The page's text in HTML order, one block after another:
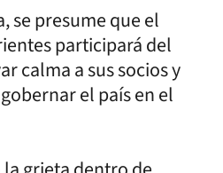
se presume que el
participará del
calma a sus socios y
el país en el